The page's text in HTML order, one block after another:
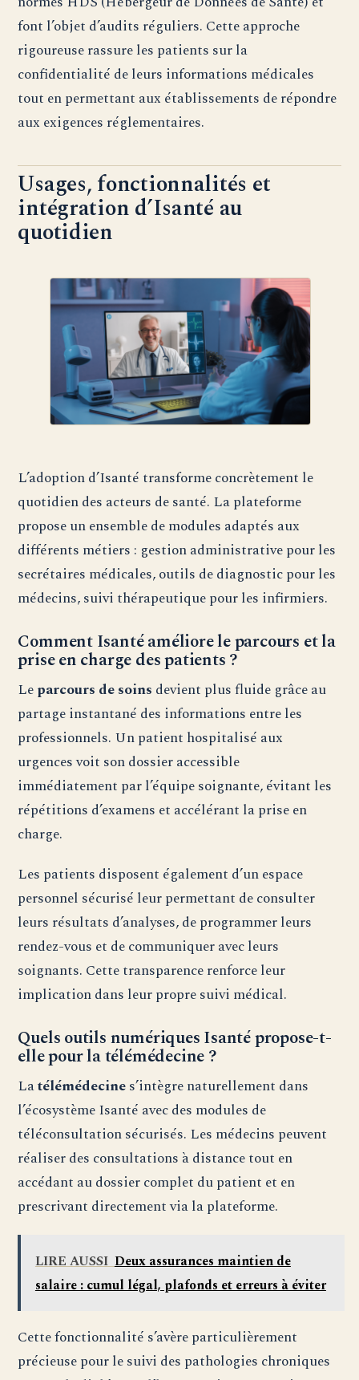
font l’objet d’audits réguliers. Cette approche
rigoureuse rassure les patients sur la
confidentialité de leurs informations médicales
tout en permettant aux établissements de répondre
aux exigences réglementaires.
Usages, fonctionnalités et
intégration d’Isanté au
quotidien
L’adoption d’Isanté transforme concrètement le
quotidien des acteurs de santé. La plateforme
propose un ensemble de modules adaptés aux
différents métiers : gestion administrative pour les
secrétaires médicales, outils de diagnostic pour les
médecins, suivi thérapeutique pour les infirmiers.
Comment Isanté améliore le parcours et la
prise en charge des patients ?
Leparcours de soins devient plus fluide grâce au
partage instantané des informations entre les
professionnels. Un patient hospitalisé aux
urgences voit son dossier accessible
immédiatement par l’équipe soignante, évitant les
répétitions d’examens et accélérant la prise en
charge.
Les patients disposent également d’un espace
personnel sécurisé leur permettant de consulter
leurs résultats d’analyses, de programmer leurs
rendez-vous et de communiquer avec leurs
soignants. Cette transparence renforce leur
implication dans leur propre suivi médical.
Quels outils numériques Isanté propose-t-
elle pour la télémédecine ?
Latélémédecines’intègre naturellement dans
l’écosystème Isanté avec des modules de
téléconsultation sécurisés. Les médecins peuvent
réaliser des consultations à distance tout en
accédant au dossier complet du patient et en
prescrivant directement via la plateforme.
LIRE AUSSI Deux assurances maintien de
salaire : cumul légal, plafonds et erreurs à éviter
Cette fonctionnalité s’avère particulièrement
précieuse pour le suivi des pathologies chroniques